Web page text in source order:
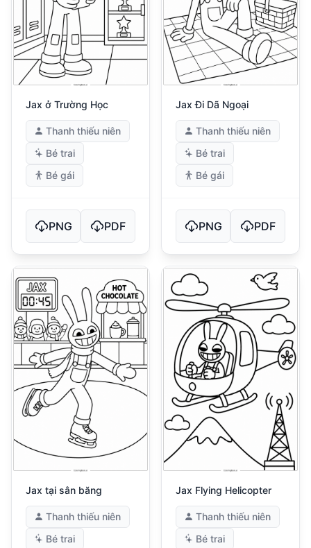
Jax ở Trường Học
Thanh thiếu niên
Bé trai
Bé gái
PNG PDF
Jax Đi Dã Ngoại
Thanh thiếu niên
Bé trai
Bé gái
PNG PDF
Jax tại sân băng
Thanh thiếu niên
Bé trai
Jax Flying Helicopter
Thanh thiếu niên
Bé trai